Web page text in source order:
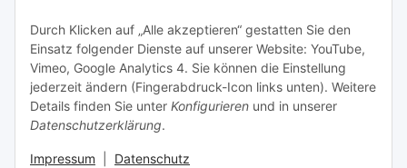
Telefon: +41 71 554 2740
Email: info@auto-motoroele-schweiz.ch
Sie benötigen Hilfe?
Sicher Einkaufen
Durch Klicken auf „Alle akzeptieren“ gestatten Sie den
Einsatz folgender Dienste auf unserer Website: YouTube,
Vimeo, Google Analytics 4. Sie können die Einstellung
jederzeit ändern (Fingerabdruck-Icon links unten). Weitere
Details finden Sie unter Konfigurieren und in unserer
Datenschutzerklärung.
Impressum Datenschutz